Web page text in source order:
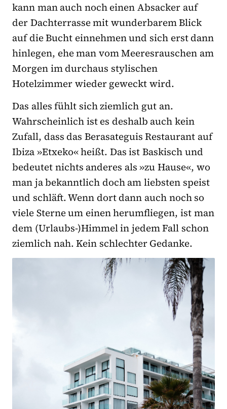
kann man auch noch einen Absacker auf
der Dachterrasse mit wunderbarem Blick
auf die Bucht einnehmen und sich erst dann
hinlegen, ehe man vom Meeresrauschen am
Morgen im durchaus stylischen
Hotelzimmer wieder geweckt wird.
Das alles fühlt sich ziemlich gut an.
Wahrscheinlich ist es deshalb auch kein
Zufall, dass das Berasateguis Restaurant auf
Ibiza »Etxeko« heißt. Das ist Baskisch und
bedeutet nichts anderes als »zu Hause«, wo
man ja bekanntlich doch am liebsten speist
und schläft. Wenn dort dann auch noch so
viele Sterne um einen herumfliegen, ist man
dem (Urlaubs-)Himmel in jedem Fall schon
ziemlich nah. Kein schlechter Gedanke.